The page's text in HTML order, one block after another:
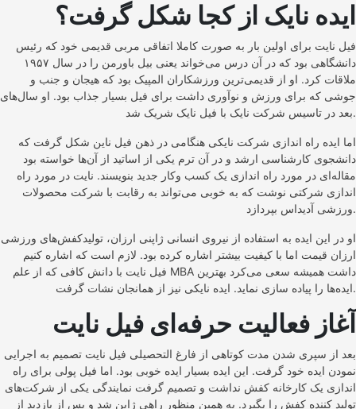
ایده نایک از کجا شکل گرفت؟
فیل نایت برای اولین بار به صورت کاملا اتفاقی مربی قدیمی خود که رئیس
دانشگاهی بود که در آن درس می‌خواند یعنی بیل باورمن را در سال ۱۹۵۷
ملاقات کرد. او از قدیمی‌ترین ورزشکاران المپیک بود که هیجان و جنب و
جوشی که برای ورزش و نوآوری داشت برای فیل بسیار جذاب بود. او سال‌های
بعد در تاسیس شرکت نایک با فیل نایک شریک شد.
اما ایده راه اندازی شرکت نایکی هنگامی در ذهن فیل ناین شکل گرفت که
دانشجوی کارشناسی ارشد و در آن ترم یکی از اساتید از آن‌ها خواسته بود
مقاله‌‌ای در مورد راه اندازی یک کسب وکار جدید بنویسند. نایت در مورد راه
اندازی شرکتی نوشت که به خوبی می‌تواند به رقابت با شرکت محصولات
ورزشی آدیداس بپردازد.
او در این ایده به استفاده از نیروی انسانی ژاپنی ارزان، تولیدکفش‌های ورزشی
ارزان قیمت اما با کیفیت بیشتر اشاره کرده بود. لازم است که اشاره کنیم
فیل نایت با دانش کافی که از علم MBA داشت همیشه سعی می‌کرد بهترین
ایده‌ها را پیاده سازی نماید. ایده نایکی نیز از همانجان نشات گرفت.
آغاز فعالیت حرفه‌‌ای فیل نایت
بعد از سپری شدن مدت کوتاهی از فارغ التحصیلی فیل نایت تصمیم به اجرایی
نمودن ایده خود گرفت. این ایده بسیار ایده خوبی بود. اما فیل پولی برای راه
اندازی یک کارخانه کفش نداشت و تصمیم گرفت نمایندگی یکی از شرکت‌های
تولید کننده کفش را بگیرد. به همین منظور راهی ژاپن شد و پس از بازدید از